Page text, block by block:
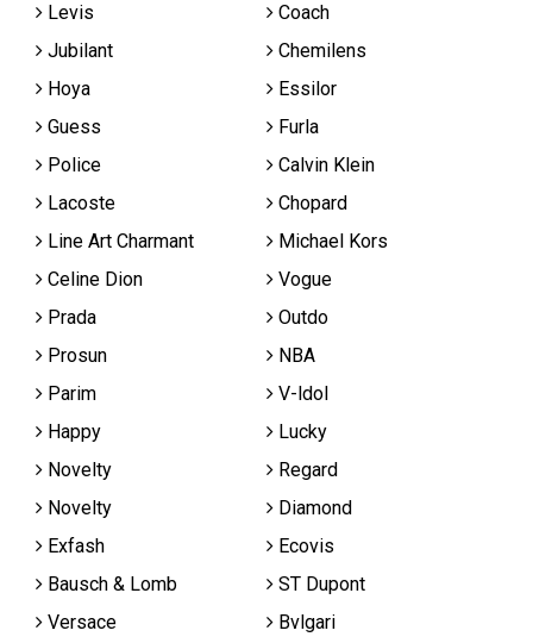
Levis
Coach
Jubilant
Chemilens
Hoya
Essilor
Guess
Furla
Police
Calvin Klein
Lacoste
Chopard
Line Art Charmant
Michael Kors
Celine Dion
Vogue
Prada
Outdo
Prosun
NBA
Parim
V-ldol
Happy
Lucky
Novelty
Regard
Novelty
Diamond
Exfash
Ecovis
Bausch & Lomb
ST Dupont
Versace
Bvlgari